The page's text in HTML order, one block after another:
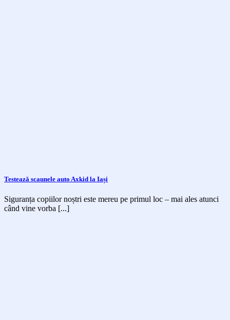
Testează scaunele auto Axkid la Iași
Siguranța copiilor noștri este mereu pe primul loc – mai ales atunci
când vine vorba [...]